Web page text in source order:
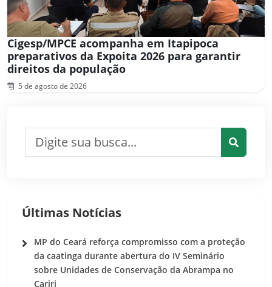
Cigesp/MPCE acompanha em Itapipoca
preparativos da Expoita 2026 para garantir
direitos da população
5 de agosto de 2026
Últimas Notícias
MP do Ceará reforça compromisso com a proteção
da caatinga durante abertura do IV Seminário
sobre Unidades de Conservação da Abrampa no
Cariri